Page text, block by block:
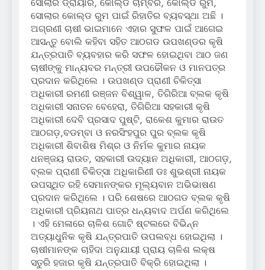
ସୋଲାର କୋଲ୍ଡ ରୁମ ପାଇଁ ରିହାତିର ବ୍ୟବସ୍ଥା ଅଛି ।
ଅଗ୍ରଣୀ ଚାଷୀ ଭାଇମାନେ ଏହାର ସୁଫଳ ପାଇଁ ଆଗେଇ
ଆସନ୍ତୁ ବୋଲି କହିବା ସହିତ ଆଠଗଡ ଉପଖଣ୍ଡର କୃଷି
ଯନ୍ତ୍ରପାତି ବ୍ୟବହାର କରି ସଫଳ ହୋଇଥିବା ଆଠ ଜଣ
ଚାଷୀଙ୍କୁ ମାନ୍ୟବର ମନ୍ତ୍ରୀ ଉପଢୌକନ ଓ ମାନପତ୍ର
ପ୍ରଦାନ କରିଥିଲେ । ଉପଖଣ୍ଡ ପ୍ରାଣୀ ଚିକିତ୍ସା
ଅଧିକାରୀ ରମଣୀ ରଞ୍ଜନ ବିଶ୍ୱାଳ, ତିଗିରିଆ ବ୍ଲକ କୃଷି
ଅଧିକାରୀ ସନାତନ ବେହେରା, ତିଗିରିଆ ସହକାରୀ କୃଷି
ଅଧିକାରୀ ଦେବି ପ୍ରସାଦ ପୁଷ୍ଟି, ରାକେଶ କୁମାର ରାଉତ
ଆଠଗଡ଼,ବଡମ୍ବା ଓ ନରସିଂହପୁର ପୁର ବ୍ଲକ କୃଷି
ଅଧିକାରୀ ଶିବାଶିଷ ମିଶ୍ର ଓ ନିର୍ମଳ କୁମାର ନାୟକ
ଧନଞ୍ଜୟ ରାଉତ, ସହକାରୀ ଉଦ୍ୟାନ ଅଧିକାରୀ, ଆଠଗଡ଼,
ବ୍ଲକ ପ୍ରାଣୀ ଚିକିତ୍ସା ଅଧିକାରିଣୀ ଡଃ ଶୁଭଶ୍ରୀ ନାୟକ
ଉପସ୍ଥିତ ରହି ସେମାନଙ୍କର ମୂଲ୍ୟବାନ ଅଭିଭାଷଣ
ପ୍ରଦାନ କରିଥିଲେ । ପରି ଶେଷରେ ଆଠଗଡ ବ୍ଲକ କୃଷି
ଅଧିକାରୀ ପ୍ରିୟନାଥ ପାତ୍ର ଧନ୍ୟବାଦ ଅର୍ପଣ କରିଥିଲେ
। ଏହି ମେଳାରେ ଚାଳିଶ ଗୋଟି ଷ୍ଟଲରେ ବିଭିନ୍ନ
ଅତ୍ୟାଧୁନିକ କୃଷି ଯନ୍ତ୍ରପାତି ଉପଲବ୍ଧ ହୋଇଥିଲା ।
ଚାଷୀମାନଙ୍କ ଚାହିଦା ଅନୁଯାୟୀ ପ୍ରାୟ ଚାଳିଶ ଲକ୍ଷ
ସତୁରି ହଜାର କୃଷି ଯନ୍ତ୍ରପାତି ବିକ୍ରି ହୋଇଥିଲା ।